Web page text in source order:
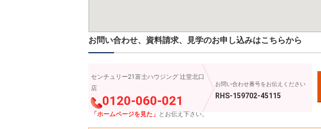
お問い合わせ、資料請求、見学のお申し込みはこちらから
センチュリー21富士ハウジング 辻堂北口
店
0120-060-021
「ホームページを見た」 とお伝え下さい。
お問い合わせ番号をお伝えください
RHS-159702-45115